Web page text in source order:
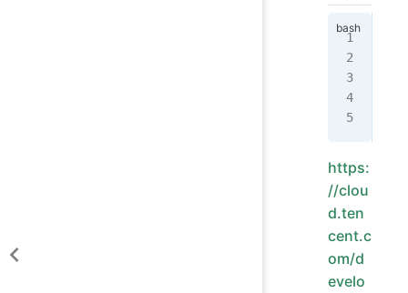
https:
//clou
d.ten
cent.c
om/d
evelo